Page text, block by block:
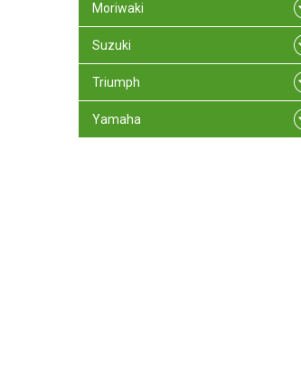
Moriwaki
Suzuki
Triumph
Yamaha